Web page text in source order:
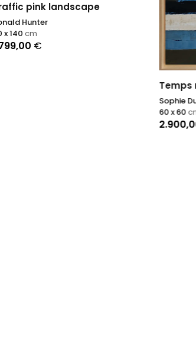
pink landscape
Hunter
€
x 140 cm
Temps
Sophie
60 x 60